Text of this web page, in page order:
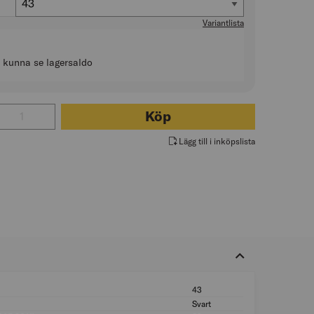
43
Variantlista
se lagersaldo
för SKYDDSSKO REVOLUTION 2 GT SVART
Köp
Lägg till i inköpslista
43
Svart